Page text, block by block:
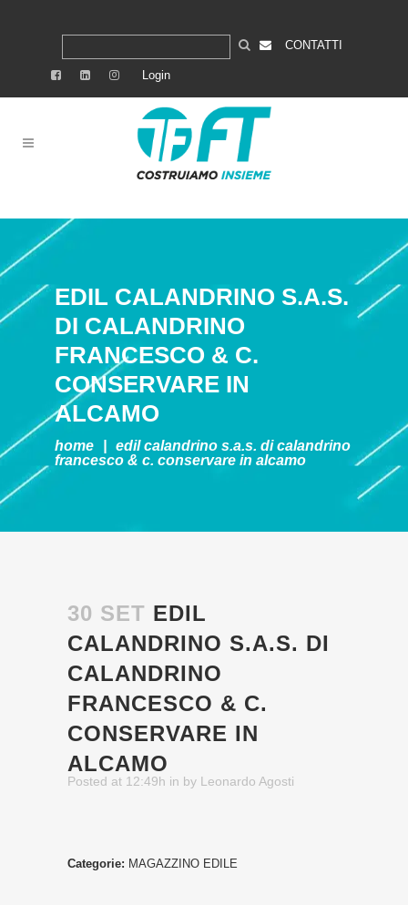
CONTATTI
Login
EDIL CALANDRINO S.A.S.
DI CALANDRINO
FRANCESCO & C.
CONSERVARE IN
ALCAMO
home
edil calandrino s.a.s. di calandrino
francesco & c. conservare in alcamo
30 SET EDIL
CALANDRINO S.A.S. DI
CALANDRINO
FRANCESCO & C.
CONSERVARE IN
ALCAMO
Posted at 12:49h in by Leonardo Agosti
Categorie: MAGAZZINO EDILE